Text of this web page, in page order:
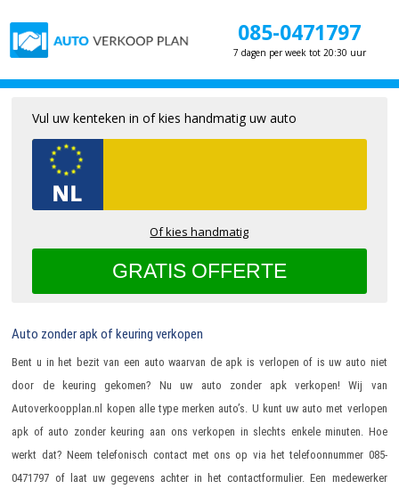
085-0471797
7 dagen per week tot 20:30 uur
Auto zonder apk of keuring verkopen
Bent u in het bezit van een auto waarvan de apk is verlopen of is uw auto niet
door de keuring gekomen? Nu uw auto zonder apk verkopen! Wij van
Autoverkoopplan.nl kopen alle type merken auto’s. U kunt uw auto met verlopen
apk of auto zonder keuring aan ons verkopen in slechts enkele minuten. Hoe
werkt dat? Neem telefonisch contact met ons op via het telefoonnummer 085-
0471797 of laat uw gegevens achter in het contactformulier. Een medewerker
Vul uw kenteken in of kies handmatig uw auto
Of kies handmatig